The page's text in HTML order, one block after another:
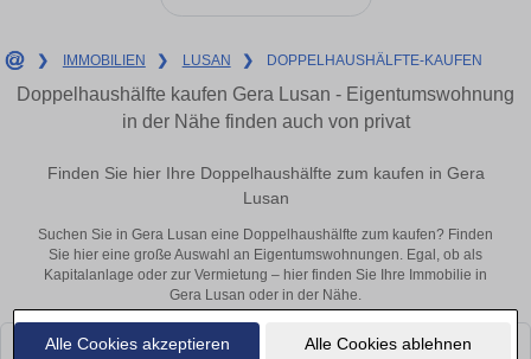
Alle Cookies akzeptieren Alle Cookies ablehnen
❯ IMMOBILIEN ❯ LUSAN ❯ DOPPELHAUSHÄLFTE-KAUFEN
Doppelhaushälfte kaufen Gera Lusan - Eigentumswohnung
in der Nähe finden auch von privat
Finden Sie hier Ihre Doppelhaushälfte zum kaufen in Gera
Lusan
Suchen Sie in Gera Lusan eine Doppelhaushälfte zum kaufen? Finden
Sie hier eine große Auswahl an Eigentumswohnungen. Egal, ob als
Kapitalanlage oder zur Vermietung – hier finden Sie Ihre Immobilie in
Gera Lusan oder in der Nähe.
Leider konnten wir derzeit keine passenden Objekte finden. Schauen Sie